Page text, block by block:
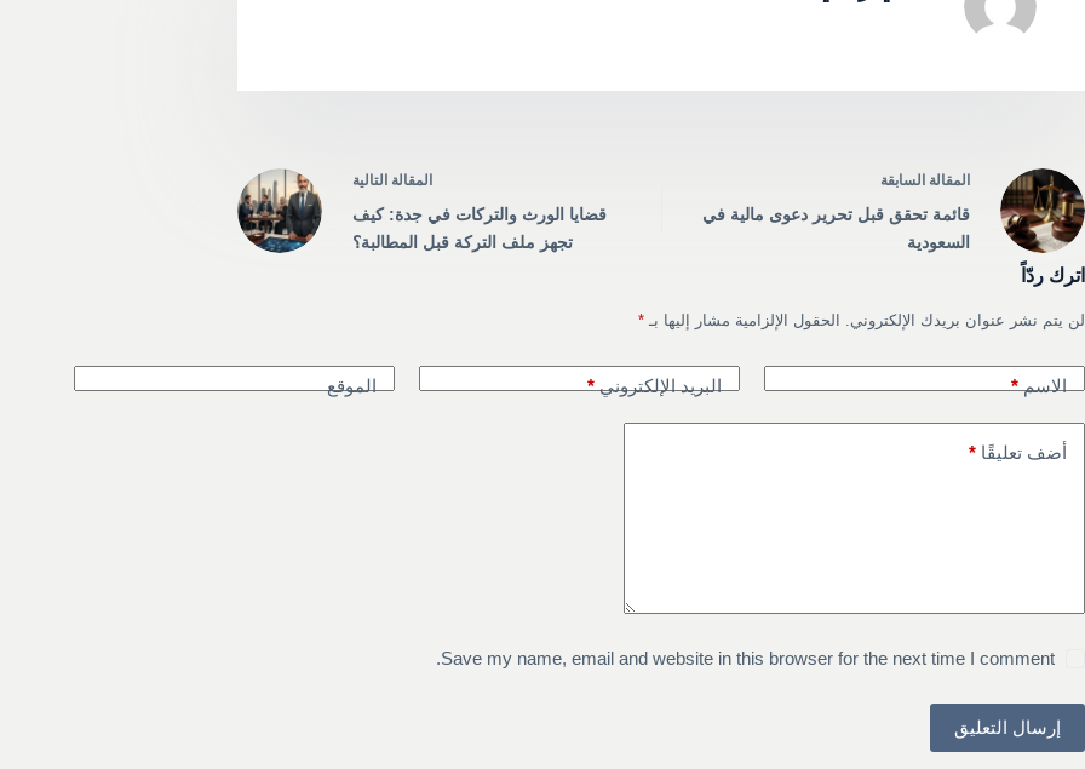
المقالة السابقة
قائمة تحقق قبل تحرير دعوى مالية في
السعودية
المقالة التالية
قضايا الورث والتركات في جدة: كيف
تجهز ملف التركة قبل المطالبة؟
اترك ردّاً
لن يتم نشر عنوان بريدك الإلكتروني. الحقول الإلزامية مشار إليها بـ *
الاسم* البريد الإلكتروني* الموقع
أضف تعليقًا *
Save my name, email and website in this browser for the next time I comment.
إرسال التعليق